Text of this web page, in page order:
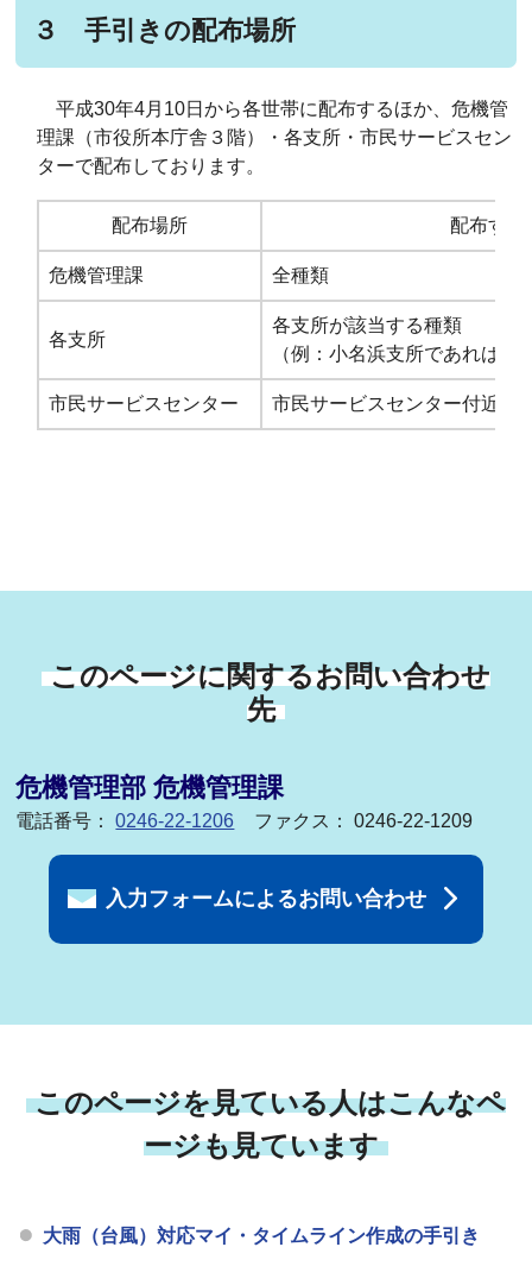
３ 手引きの配布場所
平成30年4月10日から各世帯に配布するほか、危機管
理課（市役所本庁舎３階）・各支所・市民サービスセン
ターで配布しております。
配布場所 配布する
危機管理課 全種類
各支所
各支所が該当する種類
（例：小名浜支所であれば小
市民サービスセンター 市民サービスセンター付近の
このページに関するお問い合わせ
先
危機管理部 危機管理課
電話番号：0246-22-1206 ファクス： 0246-22-1209
入力フォームによるお問い合わせ
このページを見ている人はこんなペ
ージも見ています
大雨（台風）対応マイ・タイムライン作成の手引き